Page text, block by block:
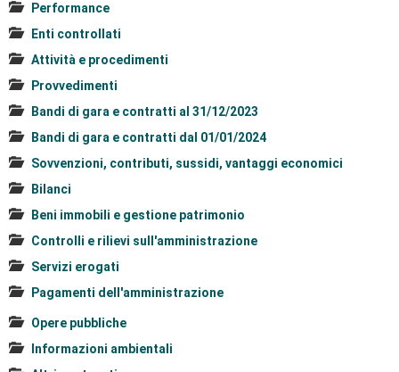
Performance
Enti controllati
Attività e procedimenti
Provvedimenti
Bandi di gara e contratti al 31/12/2023
Bandi di gara e contratti dal 01/01/2024
Sovvenzioni, contributi, sussidi, vantaggi economici
Bilanci
Beni immobili e gestione patrimonio
Controlli e rilievi sull'amministrazione
Servizi erogati
Pagamenti dell'amministrazione
Opere pubbliche
Informazioni ambientali